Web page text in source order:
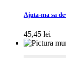
Ajuta-ma sa
45,45 lei